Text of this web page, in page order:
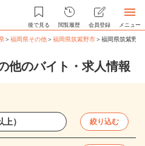
後で見る 閲覧履歴 会員登録 メニュー
＞福岡県その他＞福岡県筑紫野市＞福岡県筑紫野
他のバイト・求人情報
絞り込む